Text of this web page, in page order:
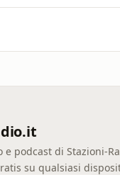
e podcast di Stazioni-
su qualsiasi